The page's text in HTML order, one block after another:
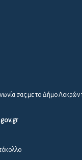
σας με το Δήμο